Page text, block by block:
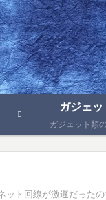
ガジェッ
ガジェット類
ット回線が激遅だった